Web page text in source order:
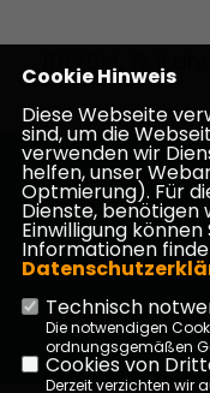
11.11.2014, 12:11 Uhr
Homepage des
Dieburg
Impressum
Cookie Hinweis
Diese Webseite
sind, um die
verwenden wir
helfen, unser
Optmierung). Für
Dienste, benötigen
Einwilligung
Informationen
Technisch
Die notwendigen
ordnungsgemäßen
Cookies von
Derzeit verzichten wir